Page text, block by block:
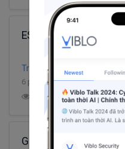
ES6 & Beyond - Syntax
Trần Trọng Binh
6 phút đọc
1 1 3
Giới thiệu nhanh về